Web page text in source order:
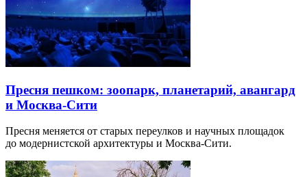
Пресня пешком: зоопарк, планетарий, авангард
и Москва-Сити
Пресня меняется от старых переулков и научных площадок
до модернистской архитектуры и Москва-Сити.